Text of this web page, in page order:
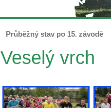
Průběžný stav po 15. závodě
Veselý vrch